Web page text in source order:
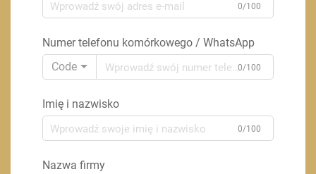
0/100
Numer telefonu komórkowego / WhatsApp
Code
0/100
Imię i nazwisko
0/100
Nazwa firmy